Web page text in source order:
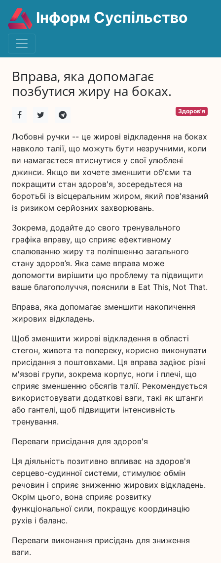
Інформ Суспільство
Вправа, яка допомагає
позбутися жиру на боках.
Здоров'я
Любовні ручки -- це жирові відкладення на боках
навколо талії, що можуть бути незручними, коли
ви намагаєтеся втиснутися у свої улюблені
джинси. Якщо ви хочете зменшити об'єми та
покращити стан здоров'я, зосередьтеся на
боротьбі із вісцеральним жиром, який пов'язаний
із ризиком серйозних захворювань.
Зокрема, додайте до свого тренувального
графіка вправу, що сприяє ефективному
спалюванню жиру та поліпшенню загального
стану здоров’я. Яка саме вправа може
допомогти вирішити цю проблему та підвищити
ваше благополуччя, пояснили в Eat This, Not That.
Вправа, яка допомагає зменшити накопичення
жирових відкладень.
Щоб зменшити жирові відкладення в області
стегон, живота та попереку, корисно виконувати
присідання з поштовхами. Ця вправа задіює різні
м'язові групи, зокрема корпус, ноги і плечі, що
сприяє зменшенню обсягів талії. Рекомендується
використовувати додаткові ваги, такі як штанги
або гантелі, щоб підвищити інтенсивність
тренування.
Переваги присідання для здоров'я
Ця діяльність позитивно впливає на здоров'я
серцево-судинної системи, стимулює обмін
речовин і сприяє зниженню жирових відкладень.
Окрім цього, вона сприяє розвитку
функціональної сили, покращує координацію
рухів і баланс.
Переваги виконання присідань для зниження
ваги.